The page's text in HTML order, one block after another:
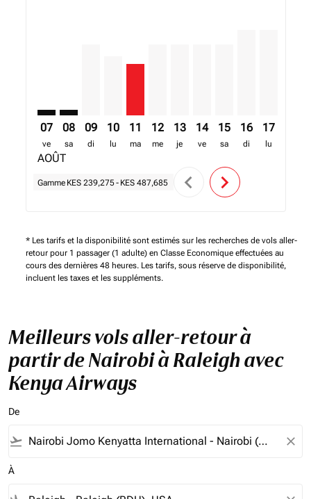
07
ve
AOÛT
08
sa
09
di
10
lu
11
ma
12
me
13
je
14
ve
15
sa
16
di
17
lu
Gamme KES 239,275- KES 487,685 chevron_left chevron_right
* Les tarifs et la disponibilité sont estimés sur les recherches de vols aller-
retour pour 1 passager (1 adulte) en Classe Economique effectuées au
cours des dernières 48 heures. Les tarifs, sous réserve de disponibilité,
incluent les taxes et les suppléments.
Meilleurs vols aller-retour à
partir de Nairobi à Raleigh avec
Kenya Airways
De
flight_takeoff close
À